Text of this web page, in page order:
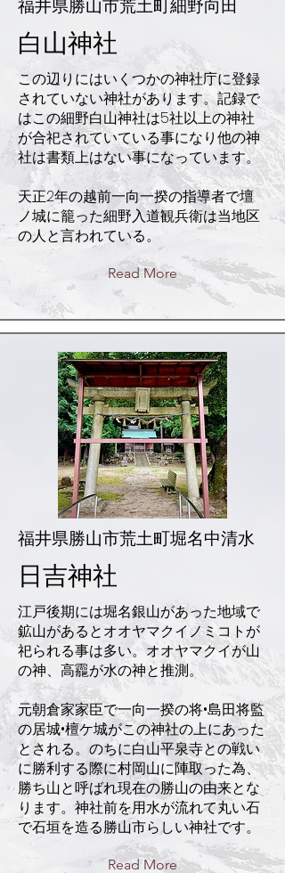
福井県勝山市荒土町細野向田
白山神社
この辺りにはいくつかの神社庁に登録
されていない神社があります。記録で
はこの細野白山神社は5社以上の神社
が合祀されていている事になり他の神
社は書類上はない事になっています。
天正2年の越前一向一揆の指導者で壇
ノ城に籠った細野入道観兵衛は当地区
の人と言われている。
Read More
福井県勝山市荒土町堀名中清水
日吉神社
江戸後期には堀名銀山があった地域で
鉱山があるとオオヤマクイノミコトが
祀られる事は多い。オオヤマクイが山
の神、高龗が水の神と推測。
元朝倉家家臣で一向一揆の将•島田将監
の居城•檀ケ城がこの神社の上にあった
とされる。のちに白山平泉寺との戦い
に勝利する際に村岡山に陣取った為、
勝ち山と呼ばれ現在の勝山の由来とな
ります。神社前を用水が流れて丸い石
で石垣を造る勝山市らしい神社です。
Read More